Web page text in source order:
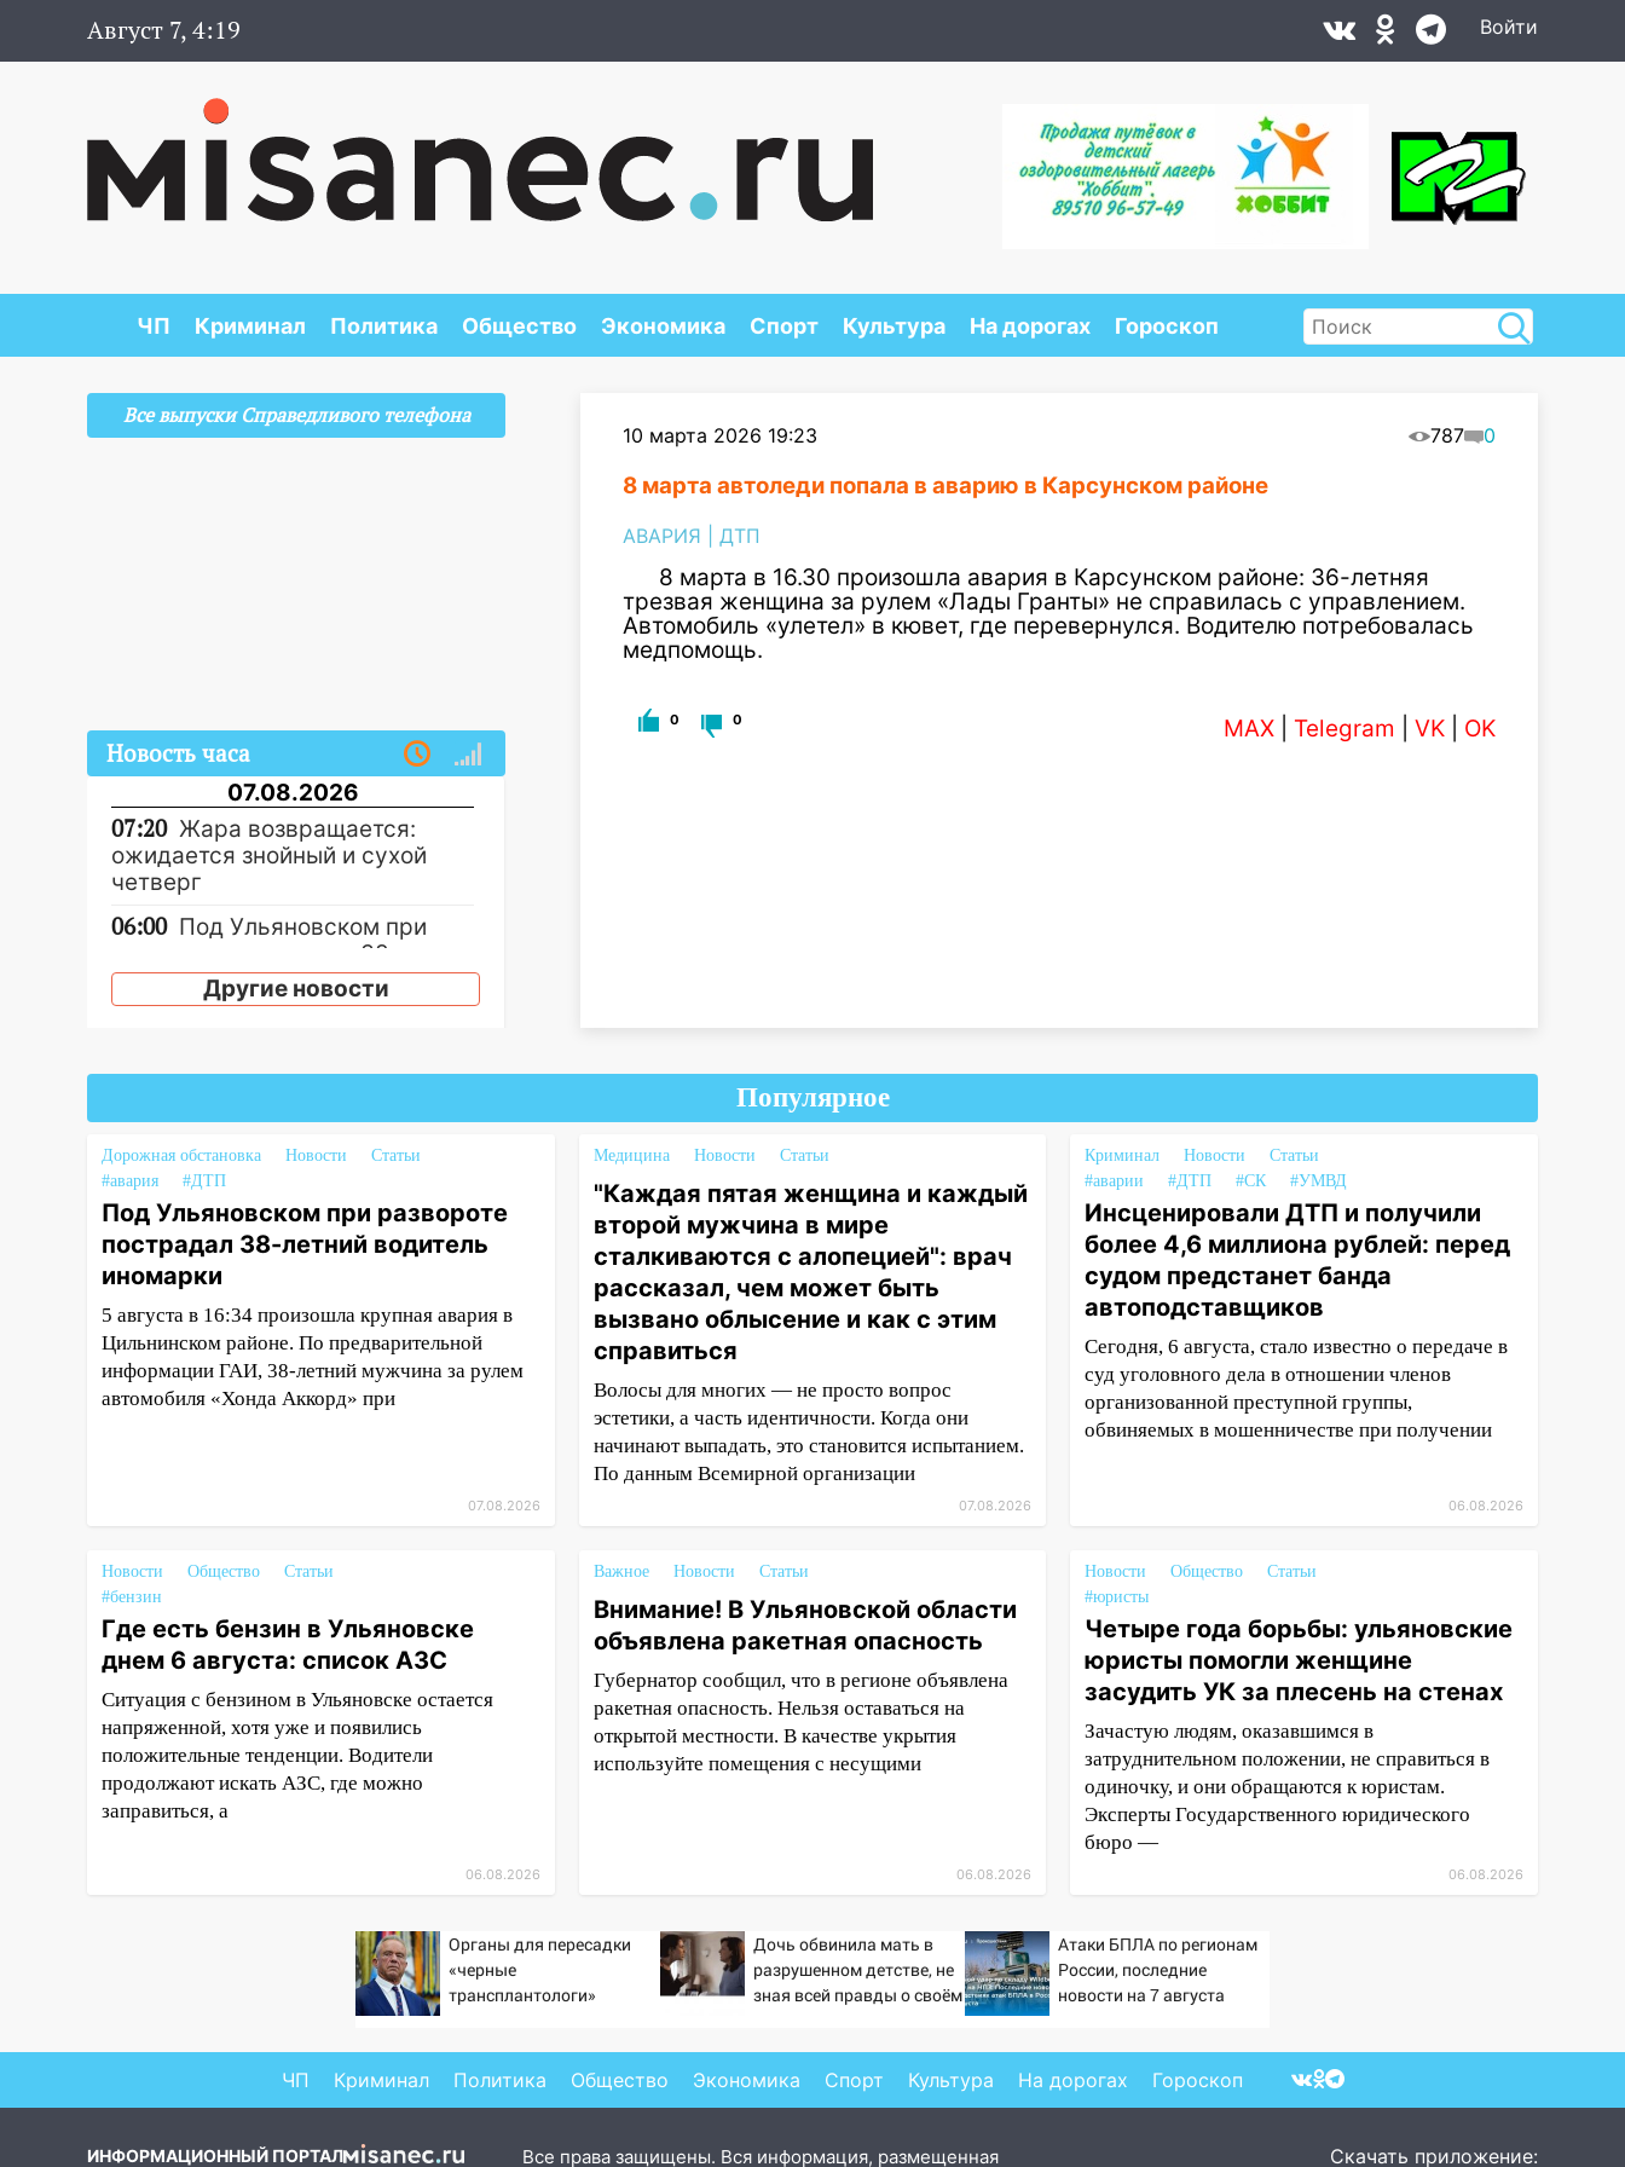
Август 7, 4:19 Войти
ЧП Криминал Политика Общество Экономика Спорт Культура На дорогах Гороскоп
10 марта 2026 19:23 787 0
8 марта автоледи попала в аварию в Карсунском районе
АВАРИЯ ДТП
8 марта в 16.30 произошла авария в Карсунском районе: 36-летняя
трезвая женщина за рулем «Лады Гранты» не справилась с управлением.
Автомобиль «улетел» в кювет, где перевернулся. Водителю потребовалась
медпомощь.
0 0 MAX Telegram VK OK
Все выпуски Справедливого телефона
Новость часа
07.08.2026
07:20 Жара возвращается:
ожидается знойный и сухой
четверг
06:00 Под Ульяновском при
развороте пострадал 38-
летний водитель иномарки
мире сталкиваются с
чем может быть вызвано
облысение и как с этим
справиться
03:30 Гороскоп на 7 августа:
пятница принесет прилив
творческой энергии и отличные
шансы исправить старые
ошибки
06.08.2026
23:20 Прогноз погоды на 7
19:12
В Ульяновской области
руководителя частной
компании наказали за сокрытие
прошлого своего сотрудник
18:02 В Ульяновск едут звезды
баскетбола!
17:08 Ульяновский областной
суд оставил в силе приговор
руководству
Ветераны легкой
атлетики из Ульяновска
успешно выступили на
16:02 В Ульяновской области
убрали более 28% площадей
зерновых и зернобобовых
Другие новости
Популярное
Дорожная обстановка Новости
Статьи
#авария
#ДТП
Под Ульяновском при развороте
пострадал 38-летний водитель
иномарки
5 августа в 16:34 произошла крупная авария в
Цильнинском районе. По предварительной
информации ГАИ, 38-летний мужчина за рулем
автомобиля «Хонда Аккорд» при
07.08.2026
Медицина Новости Статьи
"Каждая пятая женщина и каждый
второй мужчина в мире
сталкиваются с алопецией": врач
рассказал, чем может быть
вызвано облысение и как с этим
справиться
Волосы для многих — не просто вопрос
эстетики, а часть идентичности. Когда они
начинают выпадать, это становится испытанием.
По данным Всемирной организации
07.08.2026
Криминал Новости
Статьи
#аварии
#ДТП #СК #УМВД
Инсценировали ДТП и получили
более 4,6 миллиона рублей: перед
судом предстанет банда
автоподставщиков
Сегодня, 6 августа, стало известно о передаче в
суд уголовного дела в отношении членов
организованной преступной группы,
обвиняемых в мошенничестве при получении
06.08.2026
Новости Общество
Статьи
#бензин
Где есть бензин в Ульяновске
днем 6 августа: список АЗС
Ситуация с бензином в Ульяновске остается
напряженной, хотя уже и появились
положительные тенденции. Водители
продолжают искать АЗС, где можно
заправиться, а
06.08.2026
Важное Новости Статьи
Внимание! В Ульяновской области
объявлена ракетная опасность
Губернатор сообщил, что в регионе объявлена
ракетная опасность. Нельзя оставаться на
открытой местности. В качестве укрытия
используйте помещения с несущими
06.08.2026
Новости Общество
Статьи
#юристы
Четыре года борьбы: ульяновские
юристы помогли женщине
засудить УК за плесень на стенах
Зачастую людям, оказавшимся в
затруднительном положении, не справиться в
одиночку, и они обращаются к юристам.
Эксперты Государственного юридического
бюро —
06.08.2026
Органы для пересадки
«черные
трансплантологи»
Дочь обвинила мать в
разрушенном детстве, не
зная всей правды о своём
Атаки БПЛА по регионам
России, последние
новости на 7 августа
состояние пострадавших
ЧП Криминал Политика Общество Экономика Спорт Культура На дорогах Гороскоп
ИНФОРМАЦИОННЫЙ ПОРТАЛ Все права защищены. Вся информация, размещенная Скачать приложение: